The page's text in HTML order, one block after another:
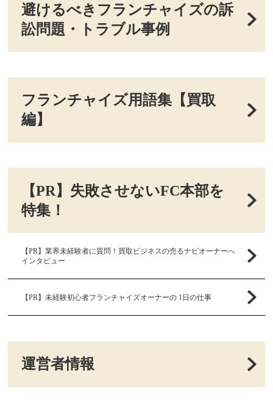
避けるべきフランチャイズの訴
訟問題・トラブル事例
フランチャイズ用語集【買取
編】
【PR】失敗させないFC本部を
特集！
【PR】業界未経験者に質問！買取ビジネスの売るナビオーナーへ
インタビュー
【PR】未経験初心者フランチャイズオーナーの 1日の仕事
運営者情報